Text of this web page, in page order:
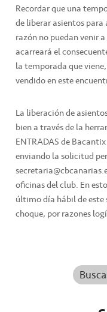
Recordar que una
de liberar asientos
razón no puedan venir
acarreará el
la temporada que
vendido en este
La liberación de
bien a través de la
ENTRADAS de
enviando la solicitud
oficinas del club. En
último día hábil de este
choque, por razones